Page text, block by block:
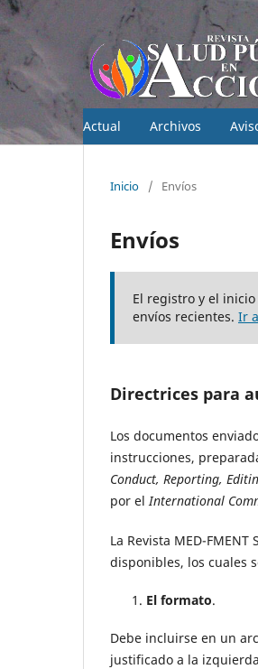
Actual Archivos
Inicio / Envíos
Envíos
El registro y el
envíos recientes. Ir
Directrices para
Los documentos
instrucciones,
Conduct, Reporting,
por elInternational
La Revista MED-
disponibles, los cuales
El formato.
Debe incluirse en un
justificado a la